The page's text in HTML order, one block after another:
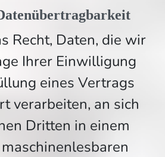
Recht, Daten, die wir
Ihrer Einwilligung
eines Vertrags
verarbeiten, an sich
Dritten in einem